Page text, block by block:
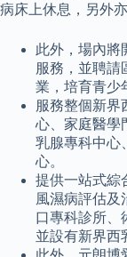
病床上休息，另外
此外，場內將
服務，並聘請
業，培育青少
服務整個新界
心、家庭醫學
乳腺專科中心
心。
提供一站式綜
風濕病評估及
口專科診所、
並設有新界西